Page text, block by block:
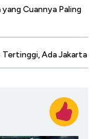
Cuannya Paling
Ada Jakarta